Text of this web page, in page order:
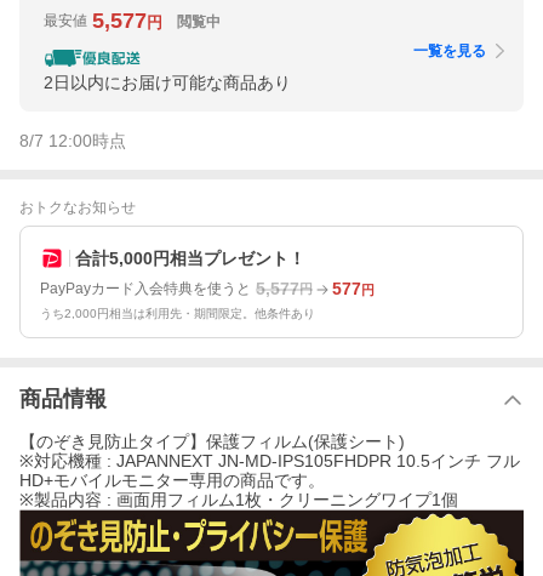
最安値 5,577円 閲覧中
2日以内にお届け可能な商品あり
一覧を見る
8/7 12:00時点
おトクなお知らせ
合計5,000円相当プレゼント！
PayPayカード入会特典を使うと 5,577円 577円
うち2,000円相当は利用先・期間限定。他条件あり
商品情報
【のぞき見防止タイプ】保護フィルム(保護シート)
※対応機種 : JAPANNEXT JN-MD-IPS105FHDPR 10.5インチ フル
HD+モバイルモニター専用の商品です。
※製品内容 : 画面用フィルム1枚・クリーニングワイプ1個